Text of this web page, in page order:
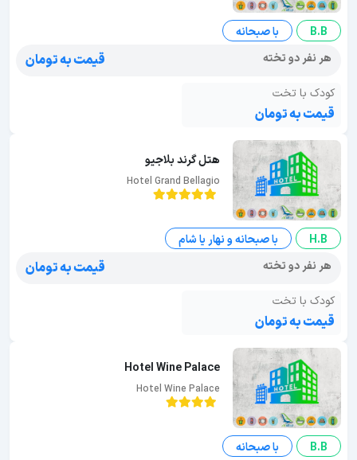
B.B
با صبحانه
هر نفر دو تخته
قیمت به تومان
کودک با تخت
قیمت به تومان
هتل گرند بلاجیو
Hotel Grand Bellagio
H.B
با صبحانه و نهار یا شام
هر نفر دو تخته
قیمت به تومان
کودک با تخت
قیمت به تومان
Hotel Wine Palace
Hotel Wine Palace
B.B
با صبحانه